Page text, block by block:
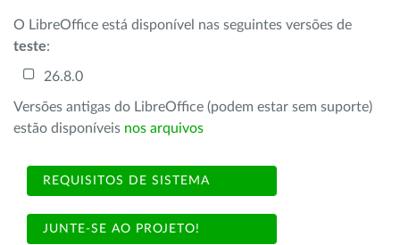
O LibreOffice está disponível nas seguintes versões de
teste:
26.8.0
Versões antigas do LibreOffice (podem estar sem suporte)
estão disponíveis nos arquivos
REQUISITOS DE SISTEMA
JUNTE-SE AO PROJETO!